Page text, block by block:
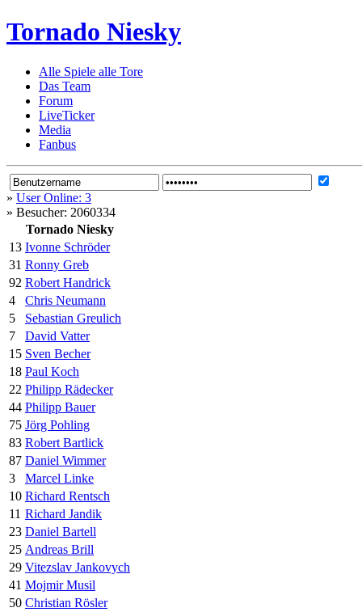
Tornado Niesky
Alle Spiele alle Tore
Das Team
Forum
LiveTicker
Media
Fanbus
» User Online: 3
» Besucher: 2060334
Tornado Niesky
13 Ivonne Schröder
31 Ronny Greb
92 Robert Handrick
4
Chris Neumann
5
Sebastian Greulich
7
David Vatter
15 Sven Becher
18 Paul Koch
22 Philipp Rädecker
44 Philipp Bauer
75 Jörg Pohling
83 Robert Bartlick
87 Daniel Wimmer
3
Marcel Linke
10 Richard Rentsch
11 Richard Jandik
23 Daniel Bartell
25 Andreas Brill
29 Vitezslav Jankovych
41 Mojmir Musil
50 Christian Rösler